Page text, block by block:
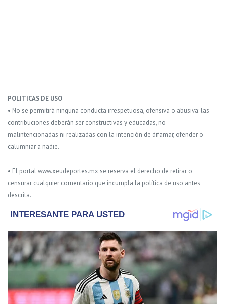
POLITICAS DE USO
• No se permitirá ninguna conducta irrespetuosa, ofensiva o abusiva: las
contribuciones deberán ser constructivas y educadas, no
malintencionadas ni realizadas con la intención de difamar, ofender o
calumniar a nadie.
• El portal www.xeudeportes.mx se reserva el derecho de retirar o
censurar cualquier comentario que incumpla la política de uso antes
descrita.